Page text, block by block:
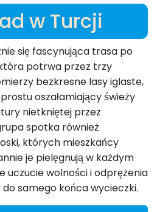
w Turcji
się fascynująca trasa po
potrwa przez trzy
bezkresne lasy iglaste,
oszałamiający świeży
nietkniętej przez
spotka również
których mieszkańcy
je pielęgnują w każdym
uczucie wolności i odprężenia
samego końca wycieczki.